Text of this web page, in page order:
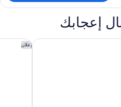
إعجابك
ظبي إعلان
جراند